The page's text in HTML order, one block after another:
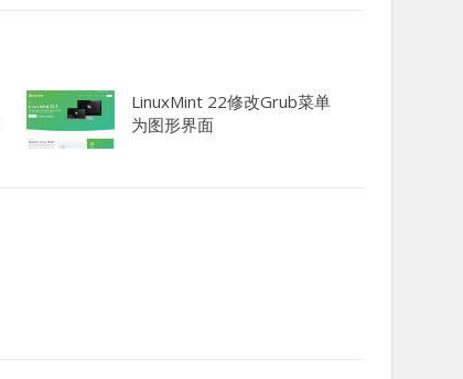
LinuxMint 22修改Grub菜单
为图形界面